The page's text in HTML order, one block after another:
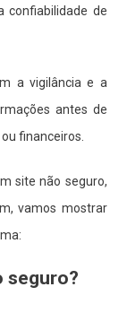
confiabilidade de
a vigilância e a
antes de
financeiros.
site não seguro,
vamos mostrar
seguro?